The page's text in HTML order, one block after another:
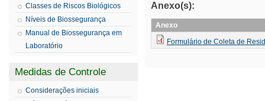
Classes de Riscos Biológicos
Níveis de Biossegurança
Manual de Biossegurança em
Laboratório
Medidas de Controle
Considerações iniciais
Anexo(s):
Anexo
Formulário de Coleta de